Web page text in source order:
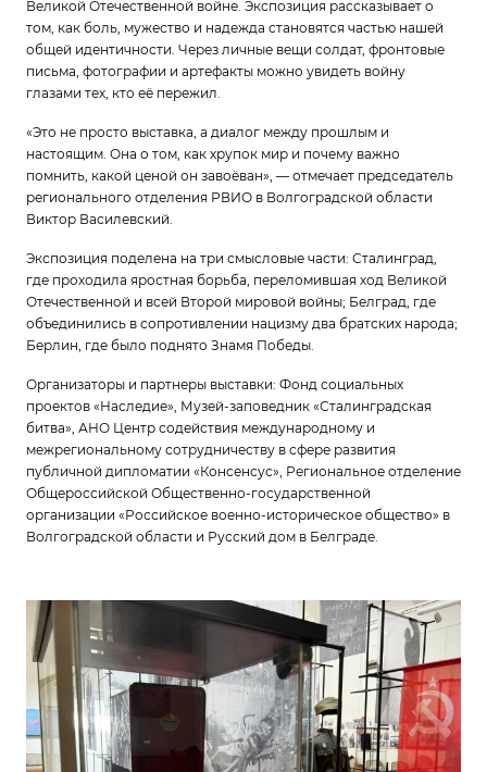
Великой Отечественной войне. Экспозиция рассказывает о
том, как боль, мужество и надежда становятся частью нашей
общей идентичности. Через личные вещи солдат, фронтовые
письма, фотографии и артефакты можно увидеть войну
глазами тех, кто её пережил.
«Это не просто выставка, а диалог между прошлым и
настоящим. Она о том, как хрупок мир и почему важно
помнить, какой ценой он завоёван», — отмечает председатель
регионального отделения РВИО в Волгоградской области
Виктор Василевский.
Экспозиция поделена на три смысловые части: Сталинград,
где проходила яростная борьба, переломившая ход Великой
Отечественной и всей Второй мировой войны; Белград, где
объединились в сопротивлении нацизму два братских народа;
Берлин, где было поднято Знамя Победы.
Организаторы и партнеры выставки: Фонд социальных
проектов «Наследие», Музей-заповедник «Сталинградская
битва», АНО Центр содействия международному и
межрегиональному сотрудничеству в сфере развития
публичной дипломатии «Консенсус», Региональное отделение
Общероссийской Общественно-государственной
организации «Российское военно-историческое общество» в
Волгоградской области и Русский дом в Белграде.